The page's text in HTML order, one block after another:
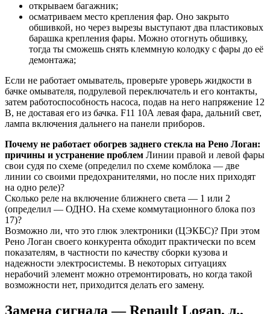
открываем багажник;
осматриваем место крепления фар. Оно закрыто
обшивкой, но через вырезы выступают два пластиковых
барашка крепления фары. Можно отогнуть обшивку,
тогда ты сможешь снять клеммную колодку с фары до её
демонтажа;
Если не работает омыватель, проверьте уроверь жидкости в
бачке омывателя, подрулевой переключатель и его контакты,
затем работоспособность насоса, подав на него напряжение 12
В, не доставая его из бачка. F11 10А левая фара, дальний свет,
лампа включения дальнего на панели приборов.
Почему не работает обогрев заднего стекла на Рено Логан:
причины и устранение проблем Линии правой и левой фары
свои судя по схеме (определил по схеме комблока — две
линии со своими предохранителями, но после них приходят
на одно реле)?
Сколько реле на включение ближнего света — 1 или 2
(определил — ОДНО. На схеме коммутационного блока поз
17)?
Возможно ли, что это глюк электроники (ЦЭКБС)? При этом
Рено Логан своего конкурента обходит практически по всем
показателям, в частности по качеству сборки кузова и
надежности электросистемы. В некоторых ситуациях
нерабочий элемент можно отремонтировать, но когда такой
возможности нет, приходится делать его замену.
Замена сигнала — Renault Logan, л.,